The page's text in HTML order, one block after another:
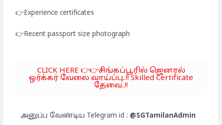
👉Experience certificates
👉Recent passport size photograph
CLICK HERE 👉👉சிங்கப்பூரில் ஜெனரல்
ஒர்க்கர் வேலை வாய்ப்பு..!! Skilled Certificate
தேவை..!!
அனுப்ப வேண்டிய Telegram id : @SGTamilanAdmin